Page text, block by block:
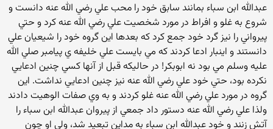
عبدالله ابن سباء بمانند سابق خود را محب علي رضي الله عنه دانست و
شروع به غلو و افراط در مورد شخصيت علي رضي الله عنه کرد و حتي
پيرواني را نيز گرد خود جمع کرد که بعدها اين گروه خود را شيعيان علي
دانستند و اينبار ادعا کردند که مي بايست علي خليفه ي پيامبر صلي الله
عليه وسلم مي بود نه ابوبکر! در حاليکه قبل از آنها کسي چنين ادعايي
نکرده بود، حتي خود علي رضي الله عنه نيز چنين ادعايي نداشت. اين
گروه در مورد علي رضي الله عنه غلو کردند و به وي صفات الوهيت دادند
ولذا علي رضي الله عنه دستور داد جمعي از پيروان عبدالله ابن سباء را
آتش زنند و خود عبدالله ابن سباء به مداين تبعيد شد، ولي او چون